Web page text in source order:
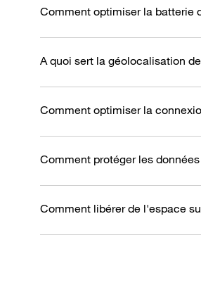
Comment optimiser la batterie
A quoi sert la géolocalisation
Comment optimiser la
Comment protéger les
Comment libérer de l'espace